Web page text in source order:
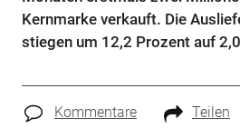
Kernmarke verkauft. Die
stiegen um 12,2 Prozent auf
Kommentare Teilen